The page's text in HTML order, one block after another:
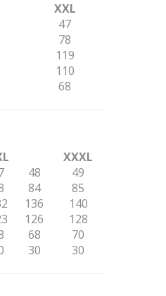
XXL
47
78
119
110
68
XXXL
48
49
84
85
136
140
126
128
68
70
30 30